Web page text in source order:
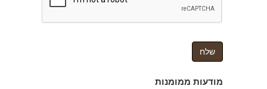
מודעות ממומנות